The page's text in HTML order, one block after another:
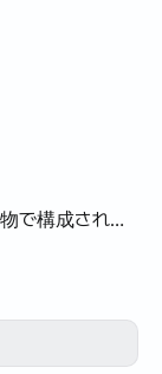
で構成された
いですね。